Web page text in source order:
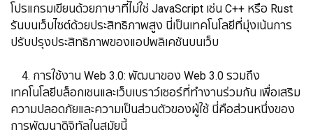
โปรแกรมเขียนด้วยภาษาที่ไม่ใช่ JavaScript เช่น C++ หรือ Rust
รันบนเว็บไซต์ด้วยประสิทธิภาพสูง นี่เป็นเทคโนโลยีที่มุ่งเน้นการ
ปรับปรุงประสิทธิภาพของแอปพลิเคชันบนเว็บ
4. การใช้งาน Web 3.0: พัฒนาของ Web 3.0 รวมถึง
เทคโนโลยีบล็อกเชนและเว็บเบราว์เซอร์ที่ทำงานร่วมกัน เพื่อเสริม
ความปลอดภัยและความเป็นส่วนตัวของผู้ใช้ นี่คือส่วนหนึ่งของ
การพัฒนาดิจิทัลในสมัยนี้